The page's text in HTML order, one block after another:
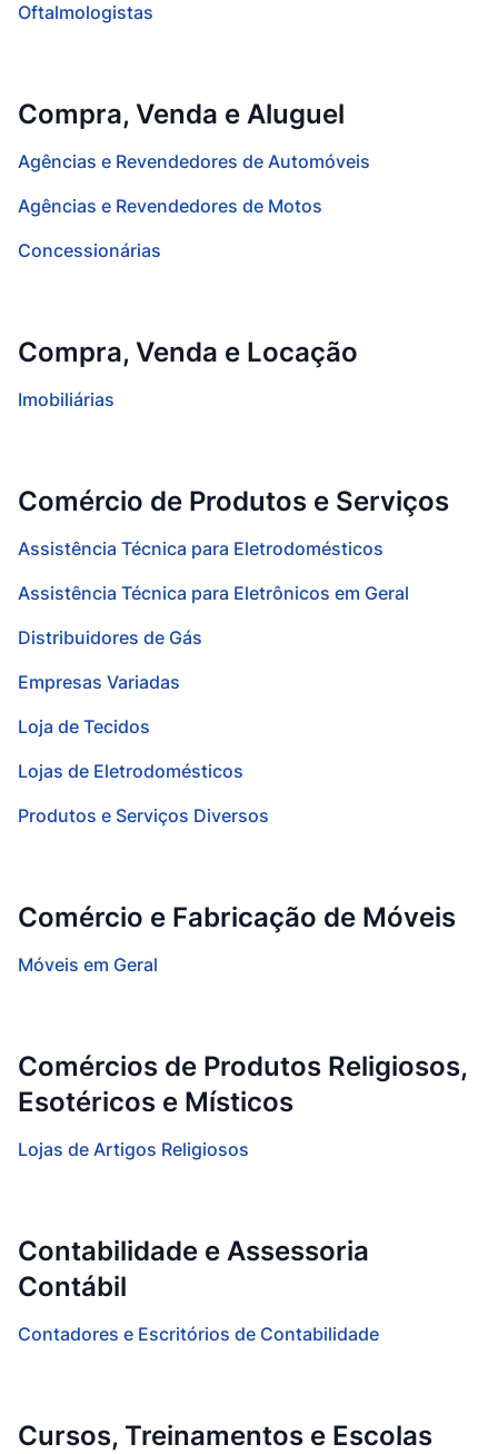
Oftalmologistas
Compra, Venda e Aluguel
Agências e Revendedores de Automóveis
Agências e Revendedores de Motos
Concessionárias
Compra, Venda e Locação
Imobiliárias
Comércio de Produtos e Serviços
Assistência Técnica para Eletrodomésticos
Assistência Técnica para Eletrônicos em Geral
Distribuidores de Gás
Empresas Variadas
Loja de Tecidos
Lojas de Eletrodomésticos
Produtos e Serviços Diversos
Comércio e Fabricação de Móveis
Móveis em Geral
Comércios de Produtos Religiosos,
Esotéricos e Místicos
Lojas de Artigos Religiosos
Contabilidade e Assessoria
Contábil
Contadores e Escritórios de Contabilidade
Cursos, Treinamentos e Escolas